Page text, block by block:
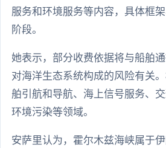
服务和环境服务等内容，具体框
阶段。
她表示，部分收费依据将与船舶
对海洋生态系统构成的风险有关
舶引航和导航、海上信号服务、
环境污染等领域。
安萨里认为，霍尔木兹海峡属于